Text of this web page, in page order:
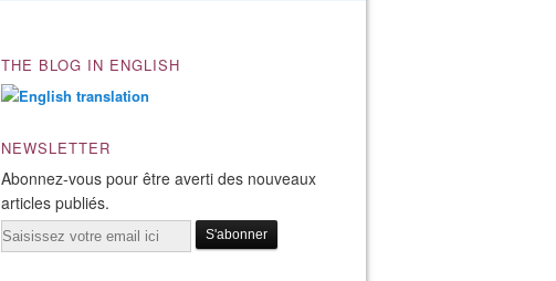
THE BLOG IN ENGLISH
NEWSLETTER
Abonnez-vous pour être averti des nouveaux
articles publiés.
Email